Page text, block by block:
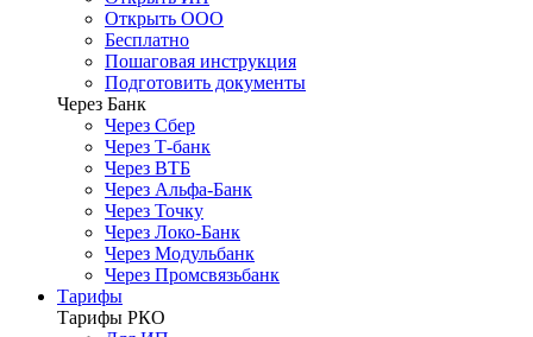
Открыть ООО
Бесплатно
Пошаговая инструкция
Подготовить документы
Через Банк
Через Сбер
Через Т-банк
Через ВТБ
Через Альфа-Банк
Через Точку
Через Локо-Банк
Через Модульбанк
Через Промсвязьбанк
Тарифы
Тарифы РКО